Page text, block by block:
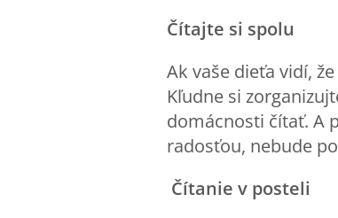
Čítajte si spolu
Ak vaše dieťa vidí,
Kľudne si
domácnosti čítať. A
radosťou, nebude
Čítanie v posteli